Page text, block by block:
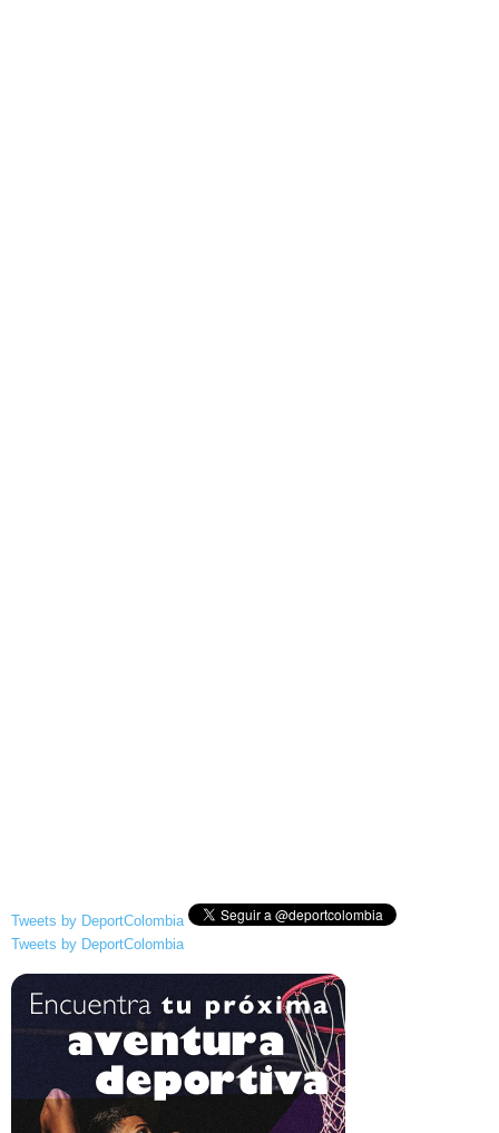
Tweets by DeportColombia
Tweets by DeportColombia